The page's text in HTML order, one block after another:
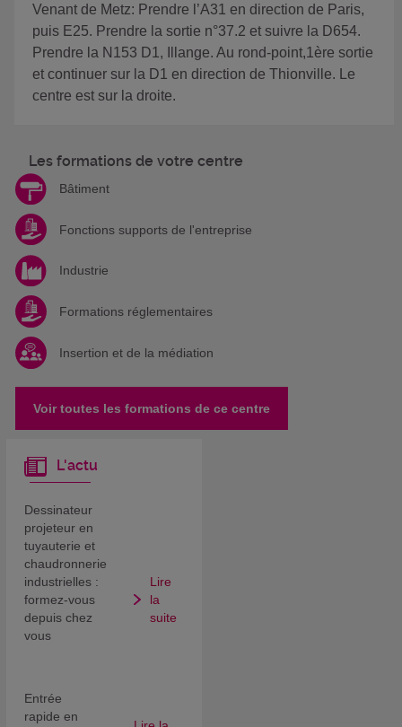
Venant de Metz: Prendre l’A31 en direction de Paris,
puis E25. Prendre la sortie n°37.2 et suivre la D654.
Prendre la N153 D1, Illange. Au rond-point,1ère sortie
et continuer sur la D1 en direction de Thionville. Le
centre est sur la droite.
Les formations de votre centre
Bâtiment
Fonctions supports de l'entreprise
Industrie
Formations réglementaires
Insertion et de la médiation
Voir toutes les formations de ce centre
L'actu
Dessinateur
projeteur en
tuyauterie et
chaudronnerie
industrielles :
formez-vous
depuis chez
vous
Lire
la
suite
Entrée
rapide en